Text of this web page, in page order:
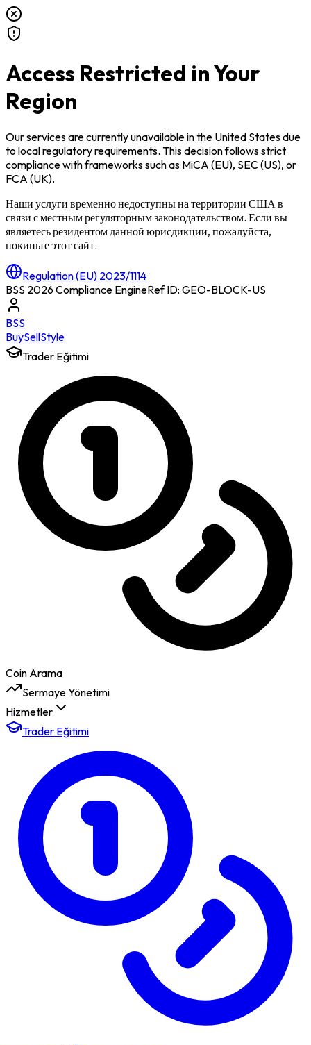
Access Restricted in Your
Region
Our services are currently unavailable inthe United Statesdue
to local regulatory requirements. This decision follows strict
compliance with frameworks such as MiCA (EU), SEC (US), or
FCA (UK).
Наши услуги временно недоступны на территории США в
связи с местным регуляторным законодательством. Если вы
являетесь резидентом данной юрисдикции, пожалуйста,
покиньте этот сайт.
Regulation (EU) 2023/1114
BSS 2026 Compliance EngineRef ID: GEO-BLOCK-US
BSS
BuySellStyle
Trader Eğitimi
Coin Arama
Sermaye Yönetimi
Hizmetler
Trader Eğitimi